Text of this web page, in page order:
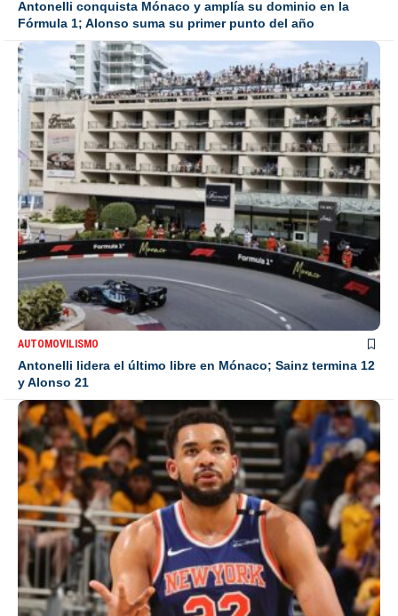
Antonelli conquista Mónaco y amplía su dominio en la
Fórmula 1; Alonso suma su primer punto del año
AUTOMOVILISMO
Antonelli lidera el último libre en Mónaco; Sainz termina 12
y Alonso 21